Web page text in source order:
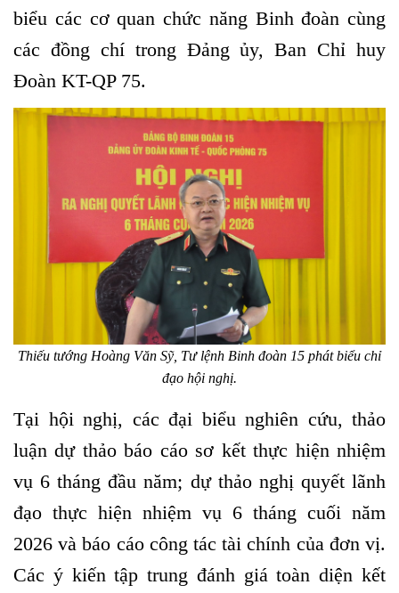
biểu các cơ quan chức năng Binh đoàn cùng
các đồng chí trong Đảng ủy, Ban Chỉ huy
Đoàn KT-QP 75.
Thiếu tướng Hoàng Văn Sỹ, Tư lệnh Binh đoàn 15 phát biểu chỉ
đạo hội nghị.
Tại hội nghị, các đại biểu nghiên cứu, thảo
luận dự thảo báo cáo sơ kết thực hiện nhiệm
vụ 6 tháng đầu năm; dự thảo nghị quyết lãnh
đạo thực hiện nhiệm vụ 6 tháng cuối năm
2026 và báo cáo công tác tài chính của đơn vị.
Các ý kiến tập trung đánh giá toàn diện kết